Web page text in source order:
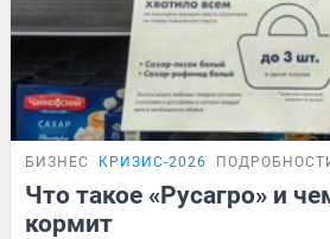
БИЗНЕС КРИЗИС-2026
Что такое «Русагро» и
кормит